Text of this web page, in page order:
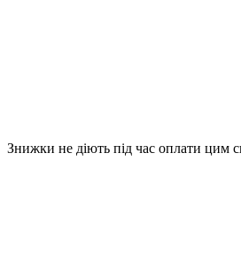
Знижки не діють під час оплати цим